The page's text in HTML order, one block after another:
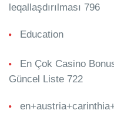
leqallaşdırılması 796
Education
En Çok Casino
Güncel Liste 722